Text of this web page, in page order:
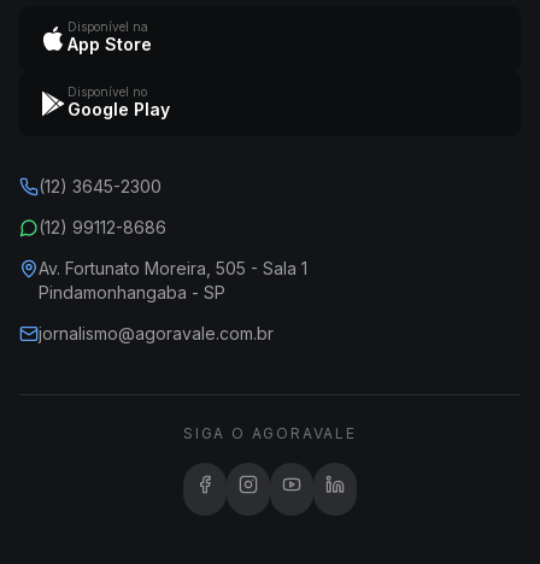
Disponível na
App Store
Disponível no
Google Play
(12) 3645-2300
(12) 99112-8686
Av. Fortunato Moreira, 505 - Sala 1
Pindamonhangaba - SP
jornalismo@agoravale.com.br
SIGA O AGORAVALE